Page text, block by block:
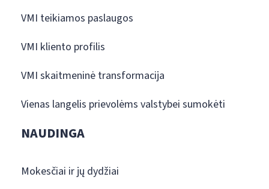
VMI teikiamos paslaugos
VMI kliento profilis
VMI skaitmeninė transformacija
Vienas langelis prievolėms valstybei sumokėti
NAUDINGA
Mokesčiai ir jų dydžiai